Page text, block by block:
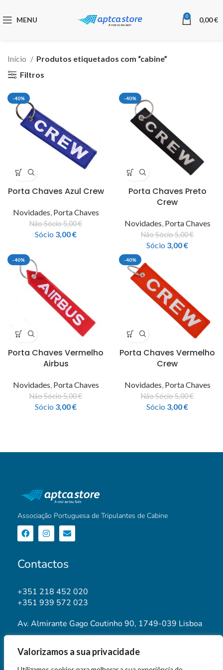
Valorizamos a sua privacidade
MENU 0 0,00€
Início
Produtos etiquetados com “cabine”
Filtros
-40%
Porta Chaves Azul Crew
Novidades, Porta Chaves
Não Sócio5,00€
Sócio 3,00€
-40%
Porta Chaves Preto
Crew
Novidades, Porta Chaves
Não Sócio5,00€
Sócio 3,00€
-40%
Porta Chaves Vermelho
Airbus
Novidades, Porta Chaves
Não Sócio5,00€
Sócio 3,00€
-40%
Porta Chaves Vermelho
Crew
Novidades, Porta Chaves
Não Sócio5,00€
Sócio 3,00€
Associação Portuguesa de Tripulantes de Cabine
Contactos
+351 218 452 020
+351 939 572 023
Av. Almirante Gago Coutinho 90, 1749-039 Lisboa
www.aptca.pt